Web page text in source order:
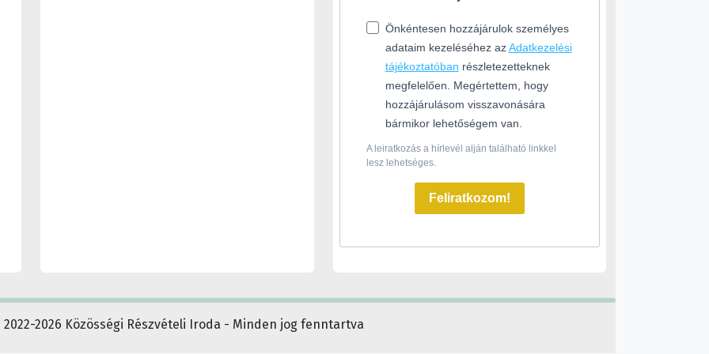
Önkéntesen hozzájárulok személyes
adataim kezeléséhez azAdatkezelési
tájékoztatóban részletezetteknek
megfelelően. Megértettem, hogy
hozzájárulásom visszavonására
bármikor lehetőségem van.
A leiratkozás a hírlevél alján található linkkel
lesz lehetséges.
Feliratkozom!
2026 Közösségi Részvételi Iroda - Minden jog fenntartva